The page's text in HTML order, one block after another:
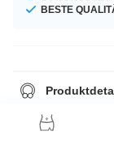
BESTE
Wie wäre es mit
Effeckt aus Silber-